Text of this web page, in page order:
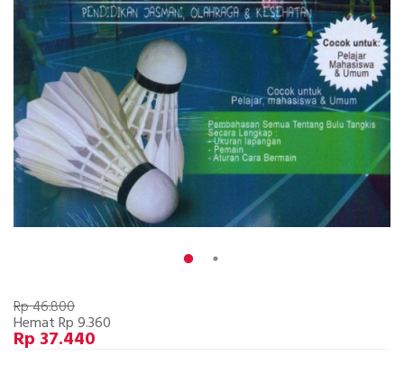
Rp 46.800
Hemat Rp 9.360
Rp 37.440